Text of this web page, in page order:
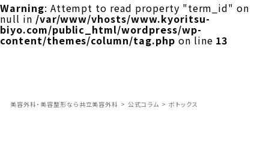
Warning: Attempt to read property "term_id" on
null in /var/www/vhosts/www.kyoritsu-
biyo.com/public_html/wordpress/wp-
content/themes/column/tag.php on line 13
美容外科・美容整形なら共立美容外科 > 公式コラム > ボトックス